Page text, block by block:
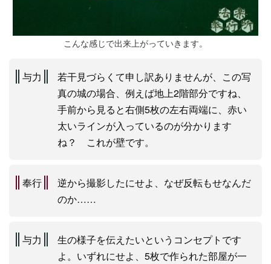
こんな感じで出来上がっていきます。
与力
若干見づらくて申し訳ありませんが、この写
真の城の場合、例えば地上2階部分ですね、
手前から見ると右側5枚の左右両端に、赤い
太いラインが入っているのが分かります
ね？ これが壁です。
奉行
逆から撮影したにせよ、なぜ反転もせなんだ
のか……
与力
生の様子を伝えたいというコンセプトです
よ。いずれにせよ、5枚で作られた部屋が一